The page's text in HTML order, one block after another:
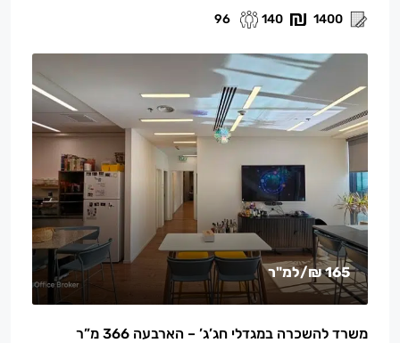
1400
140
96
165 ₪ /למ"ר
משרד להשכרה במגדלי חג’ג’ – הארבעה 366 מ”ר